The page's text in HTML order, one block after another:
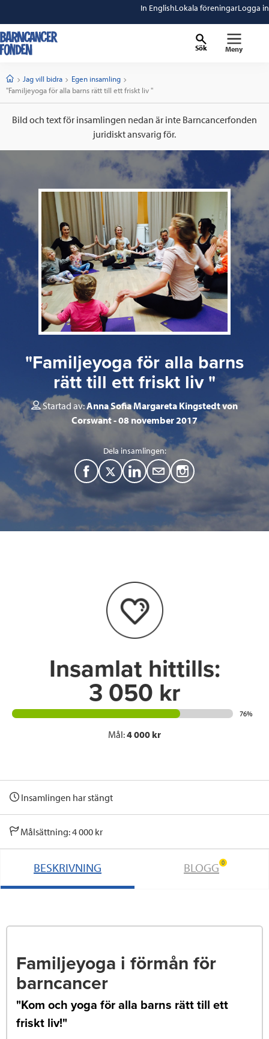
In EnglishLokala föreningarLogga in
Sök Meny
StartJag vill bidra
Egen insamling
Current:
"Familjeyoga för alla barns rätt till ett friskt liv "
Bild och text för insamlingen nedan är inte Barncancerfonden
juridiskt ansvarig för.
"Familjeyoga för alla barns
rätt till ett friskt liv "
Startad av:Anna Sofia Margareta Kingstedt von
Corswant 08 november 2017
Dela insamlingen:
F
a
T
w
e
L
i
I
n
M
Insamlat hittills:
3 050 kr
76%
Mål:4 000 kr
Insamlingen har stängt
Målsättning: 4 000 kr
BESKRIVNING BLOGG 0
Familjeyoga i förmån för
barncancer
"Kom och yoga för alla barns rätt till ett
friskt liv!"